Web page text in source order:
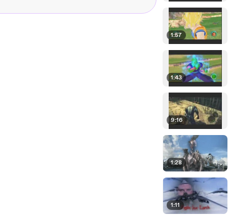
1:57
1:43
9:16
1:28
1:11